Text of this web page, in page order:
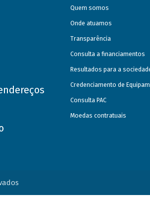
Quem somos
Onde atuamos
Transparência
Consulta a financiamentos
Resultados para a
Credenciamento de
Consulta PAC
Moedas contratuais